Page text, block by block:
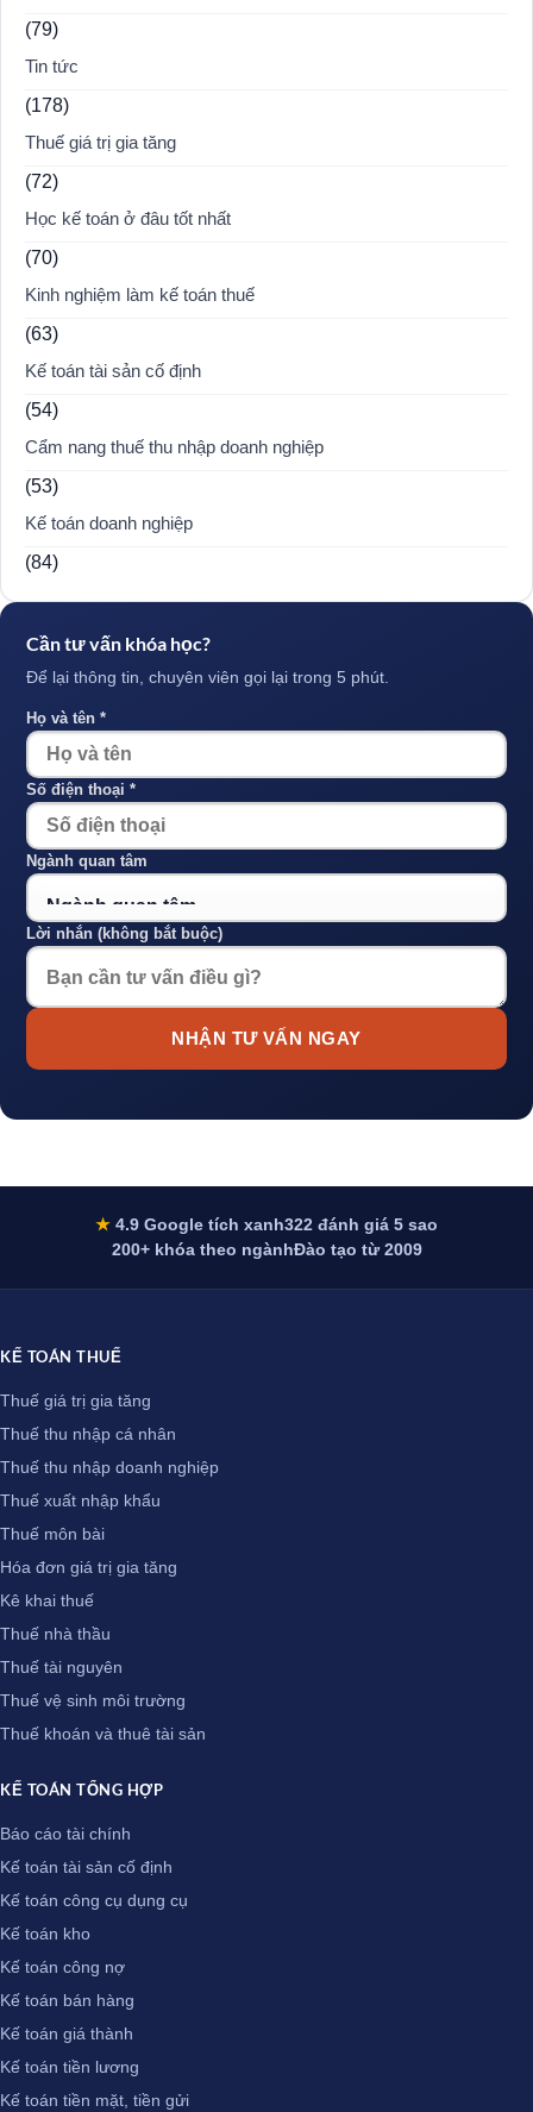
(79)
Tin tức
(178)
Thuế giá trị gia tăng
(72)
Học kế toán ở đâu tốt nhất
(70)
Kinh nghiệm làm kế toán thuế
(63)
Kế toán tài sản cố định
(54)
Cẩm nang thuế thu nhập doanh nghiệp
(53)
Kế toán doanh nghiệp
(84)
Cần tư vấn khóa học?
Để lại thông tin, chuyên viên gọi lại trong 5 phút.
Họ và tên *
Số điện thoại *
Ngành quan tâm
Lời nhắn (không bắt buộc)
NHẬN TƯ VẤN NGAY
★ 4.9 Google tích xanh322 đánh giá 5 sao
200+ khóa theo ngànhĐào tạo từ 2009
KẾ TOÁN THUẾ
Thuế giá trị gia tăng
Thuế thu nhập cá nhân
Thuế thu nhập doanh nghiệp
Thuế xuất nhập khẩu
Thuế môn bài
Hóa đơn giá trị gia tăng
Kê khai thuế
Thuế nhà thầu
Thuế tài nguyên
Thuế vệ sinh môi trường
Thuế khoán và thuê tài sản
KẾ TOÁN TỔNG HỢP
Báo cáo tài chính
Kế toán tài sản cố định
Kế toán công cụ dụng cụ
Kế toán kho
Kế toán công nợ
Kế toán bán hàng
Kế toán giá thành
Kế toán tiền lương
Kế toán tiền mặt, tiền gửi